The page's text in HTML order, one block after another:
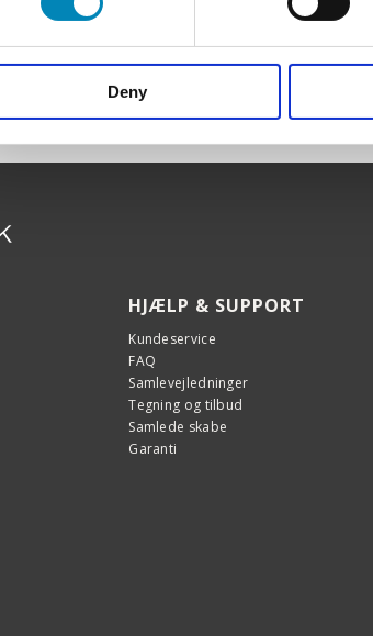
Deny
HJÆLP & SUPPORT
Kundeservice
FAQ
Samlevejledninger
Tegning og tilbud
Samlede skabe
Garanti